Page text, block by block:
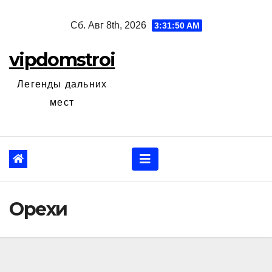
Сб. Авг 8th, 2026 3:31:51 AM
vipdomstroi
Легенды дальних
мест
Орехи